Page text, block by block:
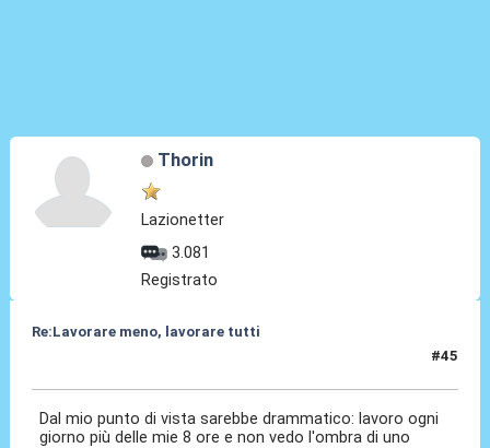
Thorin
Lazionetter
3.081
Registrato
Re:Lavorare meno, lavorare tutti
#45
Dal mio punto di vista sarebbe drammatico: lavoro ogni
giorno più delle mie 8 ore e non vedo l'ombra di uno